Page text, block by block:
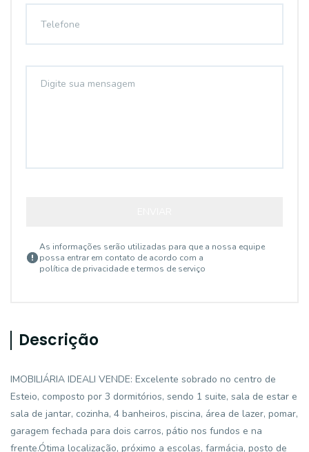
As informações serão utilizadas para que a nossa equipe
possa entrar em contato de acordo com a
política de privacidade e termos de serviço
Descrição
IMOBILIÁRIA IDEALI VENDE: Excelente sobrado no centro de
Esteio, composto por 3 dormitórios, sendo 1 suite, sala de estar e
sala de jantar, cozinha, 4 banheiros, piscina, área de lazer, pomar,
garagem fechada para dois carros, pátio nos fundos e na
frente.Ótima localização, próximo a escolas, farmácia, posto de